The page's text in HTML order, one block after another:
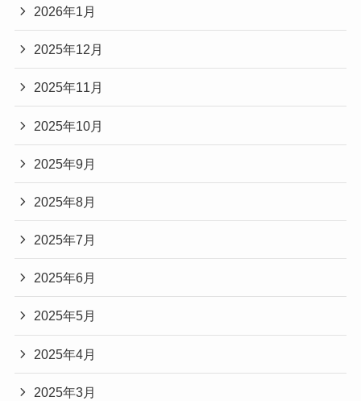
2026年1月
2025年12月
2025年11月
2025年10月
2025年9月
2025年8月
2025年7月
2025年6月
2025年5月
2025年4月
2025年3月